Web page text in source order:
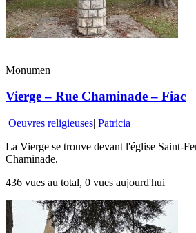
Monumen
Vierge – Rue Chaminade – Fiac
Oeuvres religieuses| Patricia
La Vierge se trouve devant l'église Saint-
Chaminade.
436 vues au total, 0 vues aujourd'hui